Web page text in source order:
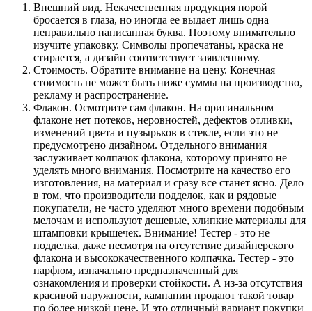
Внешний вид. Некачественная продукция порой
бросается в глаза, но иногда ее выдает лишь одна
неправильно написанная буква. Поэтому внимательно
изучите упаковку. Символы пропечатаны, краска не
стирается, а дизайн соответствует заявленному.
Стоимость. Обратите внимание на цену. Конечная
стоимость не может быть ниже суммы на производство,
рекламу и распространение.
Флакон. Осмотрите сам флакон. На оригинальном
флаконе нет потеков, неровностей, дефектов отливки,
изменений цвета и пузырьков в стекле, если это не
предусмотрено дизайном. Отдельного внимания
заслуживает колпачок флакона, которому принято не
уделять много внимания. Посмотрите на качество его
изготовления, на материал и сразу все станет ясно. Дело
в том, что производители подделок, как и рядовые
покупатели, не часто уделяют много времени подобным
мелочам и используют дешевые, хлипкие материалы для
штамповки крышечек. Внимание! Тестер - это не
подделка, даже несмотря на отсутствие дизайнерского
флакона и высококачественного колпачка. Тестер - это
парфюм, изначально предназначенный для
ознакомления и проверки стойкости. А из-за отсутствия
красивой наружности, кампании продают такой товар
по более низкой цене. И это отличный вариант покупки